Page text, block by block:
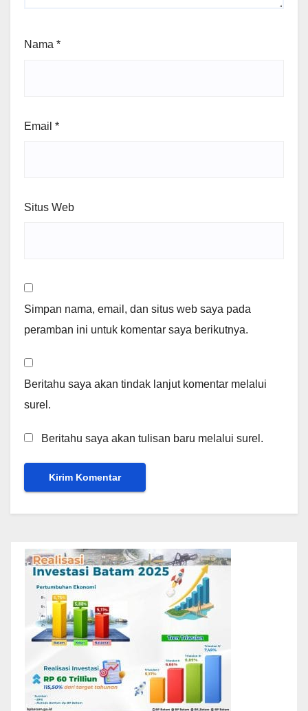
Nama *
Email *
Situs Web
Simpan nama, email, dan situs web saya pada
peramban ini untuk komentar saya berikutnya.
Beritahu saya akan tindak lanjut komentar melalui
surel.
Beritahu saya akan tulisan baru melalui surel.